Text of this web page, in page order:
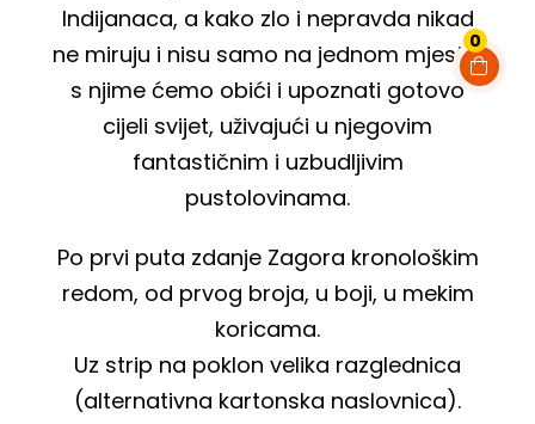
0
Indijanaca, a kako zlo i nepravda nikad
ne miruju i nisu samo na jednom mjestu,
s njime ćemo obići i upoznati gotovo
cijeli svijet, uživajući u njegovim
fantastičnim i uzbudljivim
pustolovinama.
Po prvi puta zdanje Zagora kronološkim
redom, od prvog broja, u boji, u mekim
koricama.
Uz strip na poklon velika razglednica
(alternativna kartonska naslovnica).